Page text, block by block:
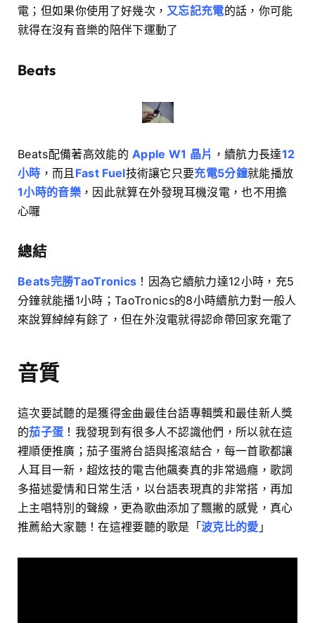
電；但如果你使用了好幾次， 又忘記充電的話，你可能
就得在沒有音樂的陪伴下運動了
Beats
Beats配備著高效能的Apple W1 晶片 ，續航力長達12
小時 ，而且 Fast Fuel技術讓它只要充電5分鐘就能播放
1小時的音樂，因此就算在外發現耳機沒電，也不用擔
心囉
總結
Beats完勝TaoTronics ！因為它續航力達12小時，充5
分鐘就能播1小時；TaoTronics的8小時續航力對一般人
來說算綽綽有餘了，但在外沒電就得認命帶回家充電了
音質
這次要試聽的是獲得金曲最佳台語專輯獎和最佳新人獎
的茄子蛋 ！我發現到有很多人不認識他們，所以就在這
裡順便推廣；茄子蛋將台語與搖滾結合，每一首歌都讓
人耳目一新，超炫技的電吉他飆奏真的非常過癮，歌詞
多描述愛情和日常生活，以台語表現真的非常搭，再加
上主唱特別的聲線，更為歌曲添加了飄撇的感覺，真心
推薦給大家聽！在這裡要聽的歌是「波克比的愛 」